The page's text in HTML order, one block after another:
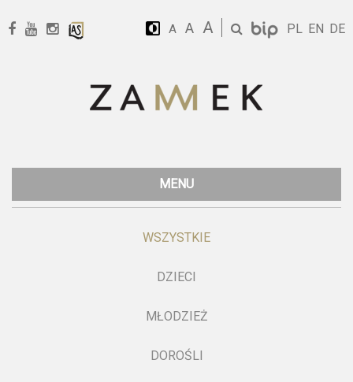
A A A PL EN DE
MENU
WSZYSTKIE
DZIECI
MŁODZIEŻ
DOROŚLI